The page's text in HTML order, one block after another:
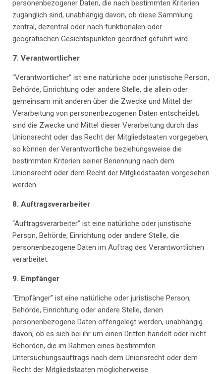
personenbezogener Daten, die nach bestimmten Kriterien
zugänglich sind, unabhängig davon, ob diese Sammlung
zentral, dezentral oder nach funktionalen oder
geografischen Gesichtspunkten geordnet geführt wird.
7. Verantwortlicher
“Verantwortlicher” ist eine natürliche oder juristische Person,
Behörde, Einrichtung oder andere Stelle, die allein oder
gemeinsam mit anderen über die Zwecke und Mittel der
Verarbeitung von personenbezogenen Daten entscheidet;
sind die Zwecke und Mittel dieser Verarbeitung durch das
Unionsrecht oder das Recht der Mitgliedstaaten vorgegeben,
so können der Verantwortliche beziehungsweise die
bestimmten Kriterien seiner Benennung nach dem
Unionsrecht oder dem Recht der Mitgliedstaaten vorgesehen
werden.
8. Auftragsverarbeiter
“Auftragsverarbeiter” ist eine natürliche oder juristische
Person, Behörde, Einrichtung oder andere Stelle, die
personenbezogene Daten im Auftrag des Verantwortlichen
verarbeitet.
9. Empfänger
“Empfänger” ist eine natürliche oder juristische Person,
Behörde, Einrichtung oder andere Stelle, denen
personenbezogene Daten offengelegt werden, unabhängig
davon, ob es sich bei ihr um einen Dritten handelt oder nicht.
Behörden, die im Rahmen eines bestimmten
Untersuchungsauftrags nach dem Unionsrecht oder dem
Recht der Mitgliedstaaten möglicherweise